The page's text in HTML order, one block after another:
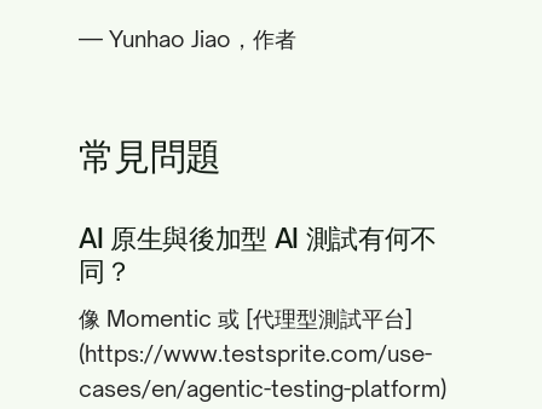
— Yunhao Jiao，作者
常見問題
AI 原生與後加型 AI 測試有何不
同？
像 Momentic 或 [代理型測試平台]
(https://www.testsprite.com/use-
cases/en/agentic-testing-platform)